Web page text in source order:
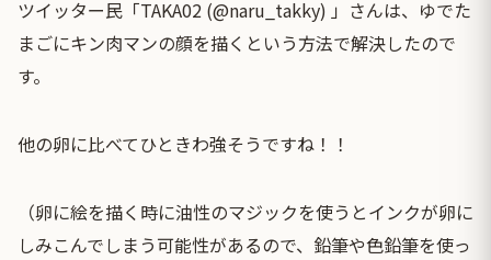
ツイッター民「TAKA02 (@naru_takky) 」さんは、ゆでた
まごにキン肉マンの顔を描くという方法で解決したので
す。
他の卵に比べてひときわ強そうですね！！
（卵に絵を描く時に油性のマジックを使うとインクが卵に
しみこんでしまう可能性があるので、鉛筆や色鉛筆を使っ